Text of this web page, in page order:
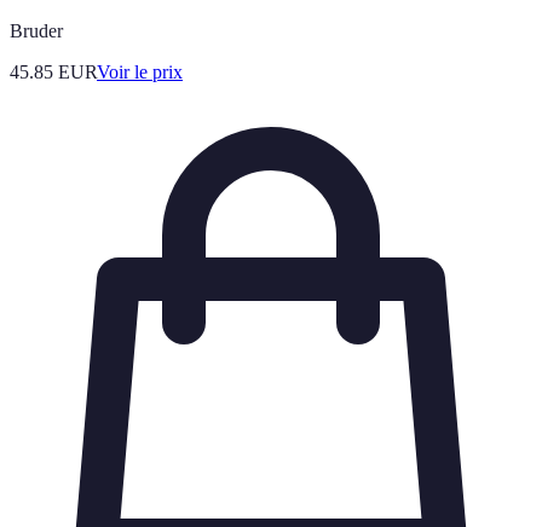
Bruder
45.85 EURVoir le prix